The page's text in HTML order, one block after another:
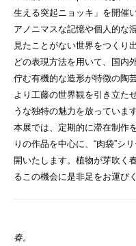
生える突起ニョッキ」を開催
アノニマスな記憶や個人的な
見たことがない世界をつくり
どの表現方法を用いて、国内
佇む有機的な造形が特徴の陶
より工藤の世界観を引き立た
うな独特の魅力を放っています
本展では、定期的に滞在制作
りの作品を中心に、“肉袋”シ
開いたします。植物が芽吹く
るこの機会に是非足をお運び
春。